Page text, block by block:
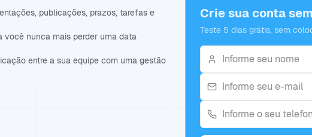
publicações, prazos, tarefas e
você nunca mais perder uma data
entre a sua equipe com uma gestão
Crie sua conta
Teste 5 dias grátis, sem